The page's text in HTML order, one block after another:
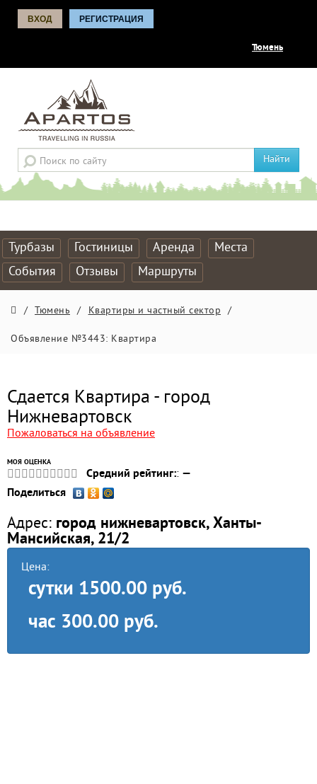
ВХОД РЕГИСТРАЦИЯ
Тюмень
Найти
Турбазы Гостиницы Аренда
Места
События
Отзывы Маршруты
/ Тюмень / Квартиры и частный сектор /
Объявление №3443: Квартира
Сдается Квартира - город
Нижневартовск
Пожаловаться на объявление
МОЯ ОЦЕНКА
Средний рейтинг:: —
Поделиться
Адрес: город нижневартовск, Ханты-
Мансийская, 21/2
Цена:
сутки 1500.00 руб.
час 300.00 руб.